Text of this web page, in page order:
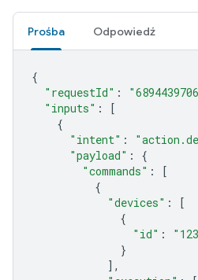
Prośba Odpowiedź
{
"requestId" :
"inputs" :
[
{
"intent" :
"payload" :
{
"commands" :
[
{
"devices" :
[
{
"id" :
}
],